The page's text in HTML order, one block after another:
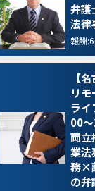
弁護
法律
報酬
【
リ
ライ
00
両立
業法
務×
の弁